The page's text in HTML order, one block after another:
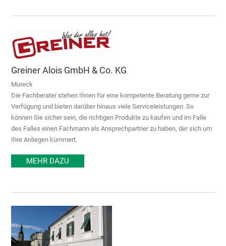
Greiner Alois GmbH & Co. KG
Mureck
Die Fachberater stehen Ihnen für eine kompetente Beratung gerne zur
Verfügung und bieten darüber hinaus viele Serviceleistungen. So
können Sie sicher sein, die richtigen Produkte zu kaufen und im Falle
des Falles einen Fachmann als Ansprechpartner zu haben, der sich um
Ihre Anliegen kümmert.
MEHR DAZU